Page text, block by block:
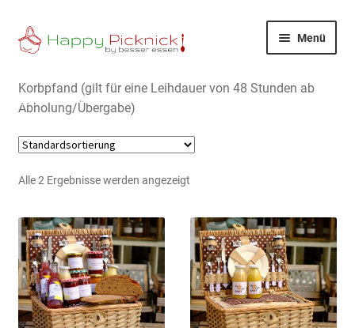
Zur
Navigation
Zum
Inhalt
Menü
Happy Picknick
Picknickkonfigurator
FAQ
Shop
Start Pfandwerte 35
Korbpfand (gilt für eine Leihdauer von 48 Stunden ab
Abholung/Übergabe)
Alle 2 Ergebnisse werden angezeigt